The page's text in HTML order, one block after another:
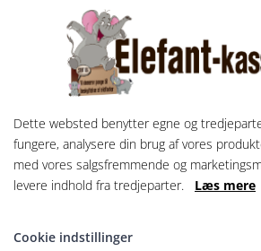
Vis og lej rum
UDLEJET
Dette websted benytter egne og
fungere, analysere din brug af vores
med vores salgsfremmende og
levere indhold fra tredjeparter. Læs mere
Cookie indstillinger